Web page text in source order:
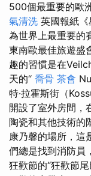
500個最重要的歐
氣清洗 英國報紙
為世界上最重要的
東南歐最佳旅遊盛
趣的習慣是在
天的“ 喬骨 茶會
特·拉霍斯街（
開設了室外房間，
陶瓷和其他技術的
康乃馨的場所，這
們總是找到消防員
狂歡節的“狂歡節